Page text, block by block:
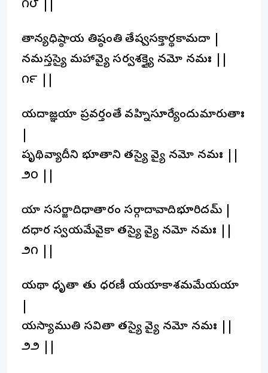
౧౮ ||
తాన్యధిష్ఠాయ తిష్ఠంతి తేష్వసక్తార్థకామదా |
నమస్తస్యై మహాదేవ్యై సర్వశక్త్యై నమో నమః ||
౧౯ ||
యదాజ్ఞయా ప్రవర్తంతే వహ్నిసూర్యేందుమారుతాః
పృథివ్యాదీని భూతాని తస్యై దేవ్యై నమో నమః ||
౨౦ ||
యా ససర్జాదిధాతారం సర్గాదావాదిభూరిదమ్ |
దధార స్వయమేవైకా తస్యై దేవ్యై నమో నమః ||
౨౧ ||
యథా ధృతా తు ధరణీ యయాకాశమమేయయా
యస్యాముదేతి సవితా తస్యై దేవ్యై నమో నమః ||
౨౨ ||